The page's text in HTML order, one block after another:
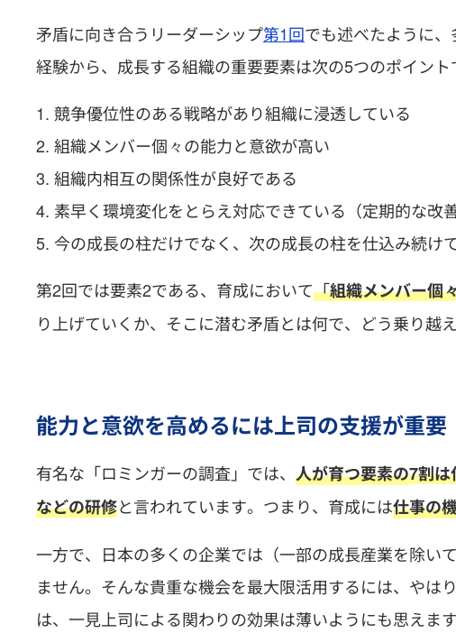
矛盾に向き合うリーダーシップ第1回でも述べたように
経験から、成長する組織の重要要素は次の5つのポイント
競争優位性のある戦略があり組織に浸透している
組織メンバー個々の能力と意欲が高い
組織内相互の関係性が良好である
素早く環境変化をとらえ対応できている（定期的な改
今の成長の柱だけでなく、次の成長の柱を仕込み続け
第2回では要素2である、育成において「組織メンバー個
り上げていくか、そこに潜む矛盾とは何で、どう乗り越
能力と意欲を高めるには上司の支援が重要
有名な「ロミンガーの調査」では、 人が育つ要素の7割は
などの研修と言われています。つまり、育成には仕事の
一方で、日本の多くの企業では（一部の成長産業を除い
ません。そんな貴重な機会を最大限活用するには、やは
は、一見上司による関わりの効果は薄いようにも思えます